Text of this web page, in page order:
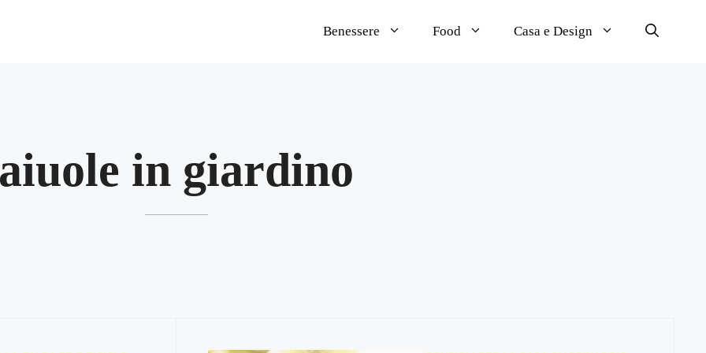
Benessere Food Casa e Design
aiuole in giardino